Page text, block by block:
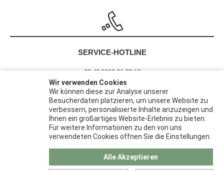
SERVICE-HOTLINE
00 49 8122 86 88 60
Barrierefreiheit
Widerrufsrecht
Datenschutz
AGB
Impressum
Wir verwenden Cookies
Wir können diese zur Analyse unserer
Besucherdaten platzieren, um unsere Website zu
verbessern, personalisierte Inhalte anzuzeigen und
Ihnen ein großartiges Website-Erlebnis zu bieten.
Für weitere Informationen zu den von uns
verwendeten Cookies öffnen Sie die Einstellungen.
Alle Akzeptieren